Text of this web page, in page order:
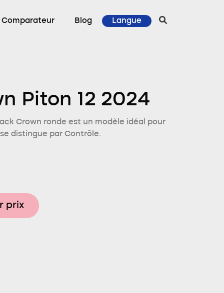
Comparateur Blog Langue
Piton 12 2024
Crown ronde est un modèle idéal pour
distingue par Contrôle.
prix